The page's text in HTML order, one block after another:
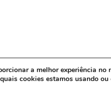
a melhor experiência no
cookies estamos usando